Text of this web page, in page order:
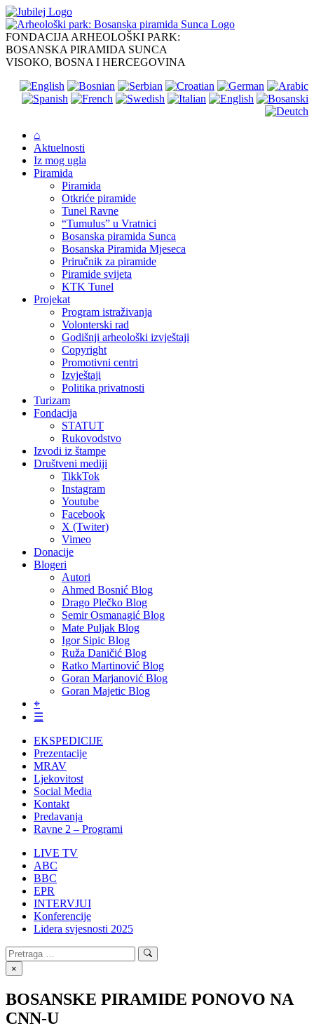
Skip
to
content
FONDACIJA ARHEOLOŠKI PARK:
BOSANSKA PIRAMIDA SUNCA
VISOKO, BOSNA I HERCEGOVINA
⌂
Aktuelnosti
Iz mog ugla
Piramida
Piramida
Otkriće piramide
Tunel Ravne
“Tumulus” u Vratnici
Bosanska piramida Sunca
Bosanska Piramida Mjeseca
Priručnik za piramide
Piramide svijeta
KTK Tunel
Projekat
Program istraživanja
Volonterski rad
Godišnji arheološki izvještaji
Copyright
Promotivni centri
Izvještaji
Politika privatnosti
Turizam
Fondacija
STATUT
Rukovodstvo
Izvodi iz štampe
Društveni mediji
TikkTok
Instagram
Youtube
Facebook
X (Twiter)
Vimeo
Donacije
Blogeri
Autori
Ahmed Bosnić Blog
Drago Plečko Blog
Semir Osmanagić Blog
Mate Puljak Blog
Igor Sipic Blog
Ruža Daničić Blog
Ratko Martinović Blog
Goran Marjanović Blog
Goran Majetic Blog
⌖
☰
EKSPEDICIJE
Prezentacije
MRAV
Ljekovitost
Social Media
Kontakt
Predavanja
Ravne 2 – Programi
LIVE TV
ABC
BBC
EPR
INTERVJUI
Konferencije
Lidera svjesnosti 2025
Search
for:
Search
×
BOSANSKE PIRAMIDE PONOVO NA
CNN-U